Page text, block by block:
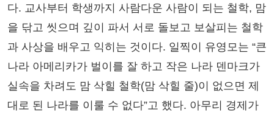
다. 교사부터 학생까지 사람다운 사람이 되는 철학, 맘
을 닦고 씻으며 깊이 파서 서로 돌보고 보살피는 철학
과 사상을 배우고 익히는 것이다. 일찍이 유영모는 “큰
나라 아메리카가 벌이를 잘 하고 작은 나라 덴마크가
실속을 차려도 맘 삭힐 철학(맘 삭힐 줄)이 없으면 제
대로 된 나라를 이룰 수 없다”고 했다. 아무리 경제가